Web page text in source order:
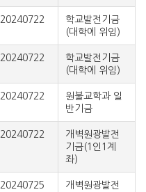
20240722
학교발전기금
(대학에 위임)
20240722
학교발전기금
(대학에 위임)
20240722
원불교학과 일
반기금
20240722
개벽원광발전
기금(1인1계
좌)
20240725
개벽원광발전